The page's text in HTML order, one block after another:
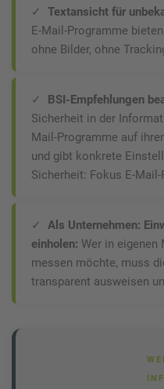
✓ Textansicht für
E-Mail-Programme
ohne Bilder, ohne
✓ BSI-Empfehlungen
Sicherheit in der
Mail-Programme auf
und gibt konkrete
Sicherheit: Fokus E-Mail-
✓ Als Unternehmen:
einholen: Wer in eigenen
messen möchte, muss
transparent ausweisen